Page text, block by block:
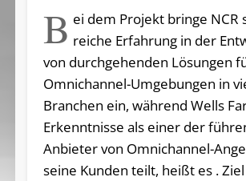
B ei dem Projekt bringe NCR
reiche Erfahrung in der
von durchgehenden Lösungen
Omnichannel-Umgebungen in
Branchen ein, während Wells
Erkenntnisse als einer der
Anbieter von Omnichannel-
seine Kunden teilt, heißt es .